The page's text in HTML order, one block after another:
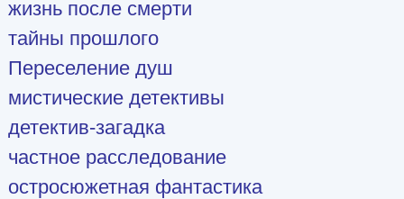
жизнь после смерти
тайны прошлого
Переселение душ
мистические детективы
детектив-загадка
частное расследование
остросюжетная фантастика